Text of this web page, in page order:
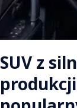
SUV z